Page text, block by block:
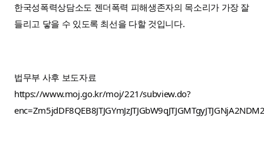
한국성폭력상담소도 젠더폭력 피해생존자의 목소리가 가장 잘
들리고 닿을 수 있도록 최선을 다할 것입니다.
법무부 사후 보도자료
https://www.moj.go.kr/moj/221/subview.do?